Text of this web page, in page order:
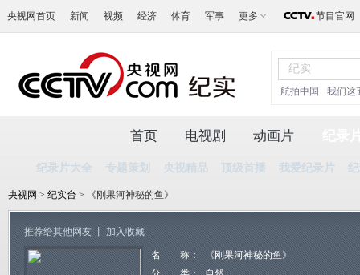
央视网首页 新闻 视频 经济 体育 军事 更多 节目官网
航拍中国 我们这
首页 电视剧 动画片
纪录片大全 专题策划 央视精品 顶级首播 我爱纪录片
央视网 > 纪实台 > 《刚果河神秘的鱼》
推荐给其他网友 加入收藏
名 称：
《刚果河神秘的鱼》